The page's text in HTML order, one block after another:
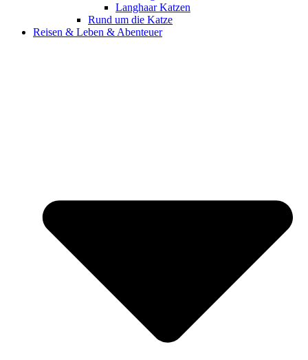
Langhaar Katzen
Rund um die Katze
Reisen & Leben & Abenteuer